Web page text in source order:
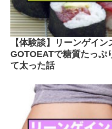
【体験談】リーンゲイ
GOTOEATで糖質たっぷ
て太った話